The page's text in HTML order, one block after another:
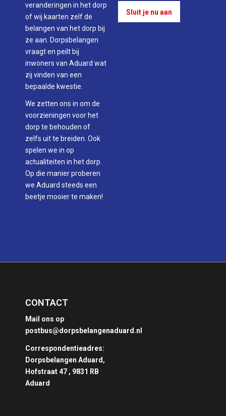
veranderingen in het dorp
of wij kaarten zelf de
belangen van het dorp bij
ze aan. Dorpsbelangen
vraagt en peilt bij
inwoners van Aduard wat
zij vinden van een
bepaalde kwestie.
We zetten ons in om de
voorzieningen voor het
dorp te behouden of
zelfs uit te breiden. Ook
spelen we in op
actualiteiten in het dorp.
Op die manier proberen
we Aduard steeds een
beetje mooier te maken!
Sluit je nu aan
CONTACT
Mail ons op
postbus@dorpsbelangenaduard.nl
Correspondentieadres:
Dorpsbelangen Aduard,
Hofstraat 47 , 9831 RB
Aduard